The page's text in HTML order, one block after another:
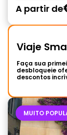
A partir de
Viaje
Faça sua
desbloqueie
descontos
MUITO